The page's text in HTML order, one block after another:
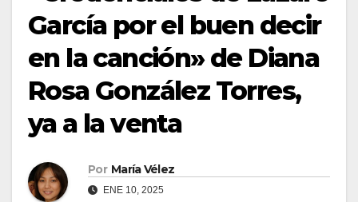
García por el buen decir
en la canción» de Diana
Rosa González Torres,
ya a la venta
Por María Vélez
ENE 10, 2025